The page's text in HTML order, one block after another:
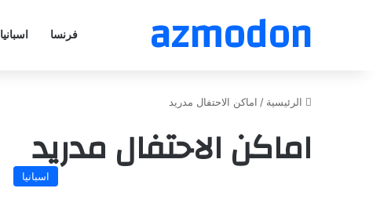
azmodon فرنسا اسبانيا
الرئيسية / اماكن الاحتفال مدريد
اماكن الاحتفال مدريد
اسبانيا